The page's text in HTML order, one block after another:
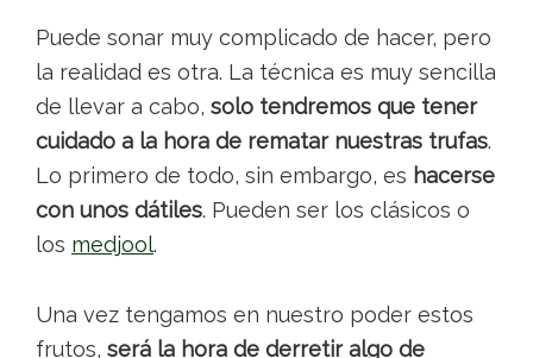
Puede sonar muy complicado de hacer, pero
la realidad es otra. La técnica es muy sencilla
de llevar a cabo, solo tendremos que tener
cuidado a la hora de rematar nuestras trufas.
Lo primero de todo, sin embargo, es hacerse
con unos dátiles. Pueden ser los clásicos o
los medjool.
Una vez tengamos en nuestro poder estos
frutos, será la hora de derretir algo de